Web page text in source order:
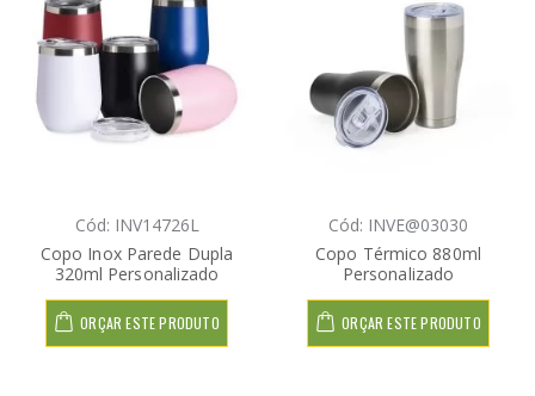
Cód: INV14726L
Copo Inox Parede Dupla
320ml Personalizado
ORÇAR ESTE PRODUTO
Cód: INVE@03030
Copo Térmico 880ml
Personalizado
ORÇAR ESTE PRODUTO